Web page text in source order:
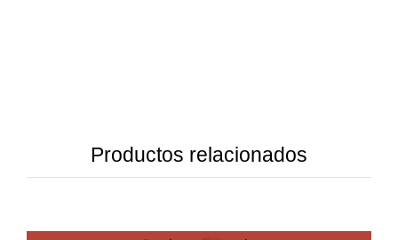
Productos relacionados